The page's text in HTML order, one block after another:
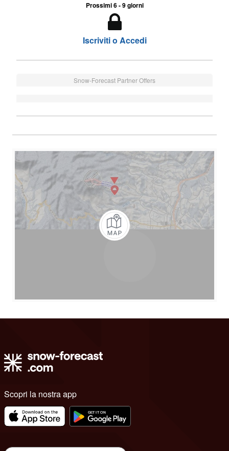
Prossimi 6 - 9 giorni
Iscriviti o Accedi
Snow-Forecast Partner Offers
Scopri la nostra app